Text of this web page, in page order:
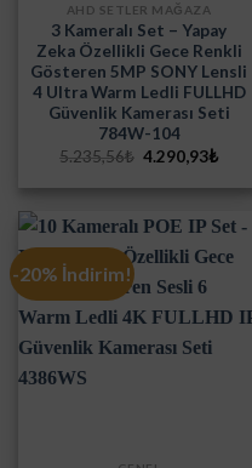
AHD SETLER MAĞAZA
3 Kameralı Set – Yapay
Zeka Özellikli Gece Renkli
Gösteren 5MP SONY Lensli
4 Ultra Warm Ledli FULLHD
Güvenlik Kamerası Seti
784W-104
5.235,56₺ Orijinal
5.235,56₺.
4.290,93₺Şu
fiyat:
-20% İndirim!